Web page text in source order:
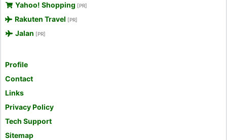
Yahoo! Shopping [PR]
Rakuten Travel [PR]
Jalan [PR]
Profile
Contact
Links
Privacy Policy
Tech Support
Sitemap